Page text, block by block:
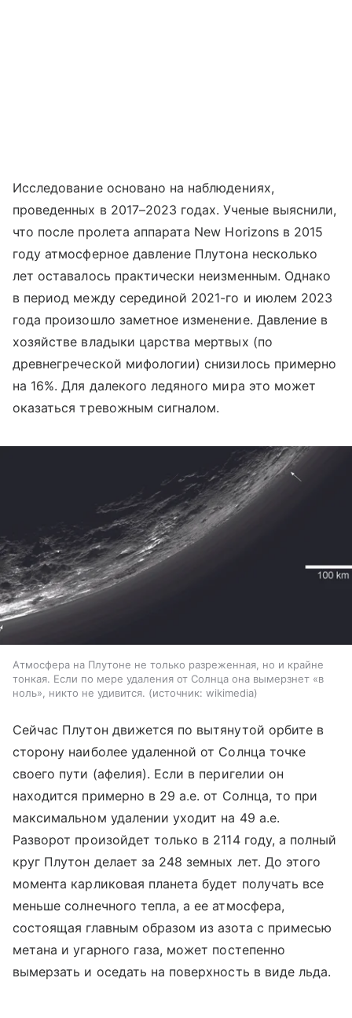
Исследование основано на наблюдениях,
проведенных в 2017–2023 годах. Ученые выяснили,
что после пролета аппарата New Horizons в 2015
году атмосферное давление Плутона несколько
лет оставалось практически неизменным. Однако
в период между серединой 2021-го и июлем 2023
года произошло заметное изменение. Давление в
хозяйстве владыки царства мертвых (по
древнегреческой мифологии) снизилось примерно
на 16%. Для далекого ледяного мира это может
оказаться тревожным сигналом.
Атмосфера на Плутоне не только разреженная, но и крайне
тонкая. Если по мере удаления от Солнца она вымерзнет «в
ноль», никто не удивится.
источник: wikimedia
Сейчас Плутон движется по вытянутой орбите в
сторону наиболее удаленной от Солнца точке
своего пути (афелия). Если в перигелии он
находится примерно в 29 а.е. от Солнца, то при
максимальном удалении уходит на 49 а.е.
Разворот произойдет только в 2114 году, а полный
круг Плутон делает за 248 земных лет. До этого
момента карликовая планета будет получать все
меньше солнечного тепла, а ее атмосфера,
состоящая главным образом из азота с примесью
метана и угарного газа, может постепенно
вымерзать и оседать на поверхность в виде льда.